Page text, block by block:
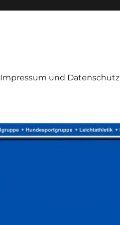
Impressum und Datenschutz